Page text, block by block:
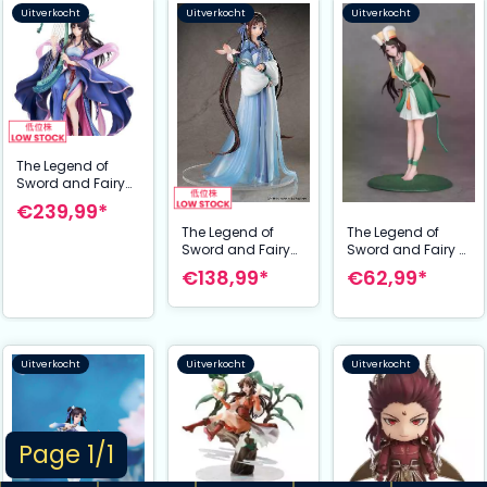
Page 1/1
Uitverkocht
The Legend of
Sword and Fairy
Statue 1/7 Liu
Mengli: Weaving
€239,99*
Uitverkocht
The Legend of
Sword and Fairy
Statue Zhao Ling-
Er "Shi Hua Ji" Xian
€138,99*
Uitverkocht
The Legend of
Sword and Fairy A
´nu Gift + Figure
1/10 Gentle
bamboo flute 17
€62,99*
Uitverkocht Uitverkocht Uitverkocht